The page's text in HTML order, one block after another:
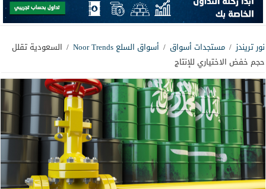
نور تريندز / مستجدات أسواق / أسواق السلع Noor Trends / السعودية تقلل
حجم خفض الاختياري للإنتاج